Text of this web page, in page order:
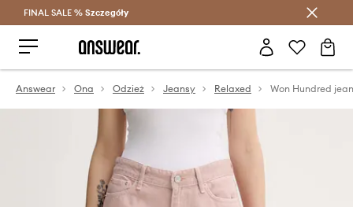
Oszczędzaj z Answear Club >
FINAL SALE % Szczegóły
Answear Ona Odzież Jeansy Relaxed Won Hundred